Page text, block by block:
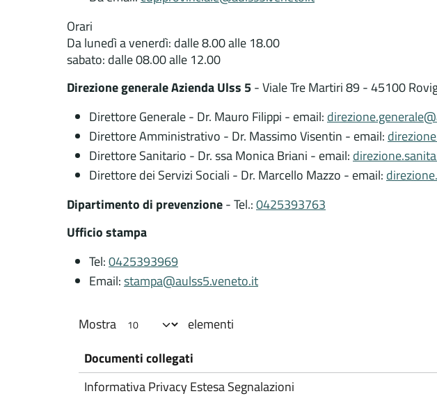
Orari
Da lunedì a venerdì: dalle 8.00 alle 18.00
sabato: dalle 08.00 alle 12.00
Direzione generale Azienda Ulss 5- Viale Tre Martiri 89 - 45100
Direttore Generale - Dr. Mauro Filippi - email:
Direttore Amministrativo - Dr. Massimo Visentin - email:
Direttore Sanitario - Dr. ssa Monica Briani - email:
Direttore dei Servizi Sociali - Dr. Marcello Mazzo - email:
Dipartimento di prevenzione- Tel.:0425393763
Ufficio stampa
Tel:0425393969
Email:stampa@aulss5.veneto.it
Mostra elementi
Documenti collegati
Informativa Privacy Estesa Segnalazioni